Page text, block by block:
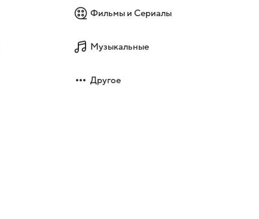
Фильмы и Сериалы
Музыкальные
Другое